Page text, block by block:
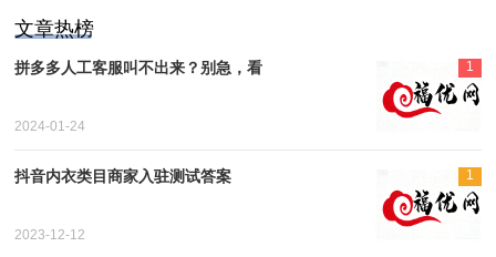
文章热榜
1
拼多多人工客服叫不出来？别急，看
2024-01-24
1
抖音内衣类目商家入驻测试答案
2023-12-12